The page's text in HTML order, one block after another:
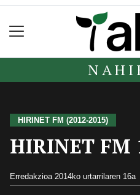
HIRINET FM (2012-2015)
HIRINET FM
Erredakzioa 2014ko urtarrilaren 16a